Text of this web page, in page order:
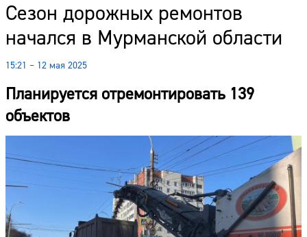
Сезон дорожных ремонтов
начался в Мурманской области
15:21 – 12 мая 2025
Планируется отремонтировать 139
объектов
Наши гости
Фоторепортажи
Погода
Курсы валют